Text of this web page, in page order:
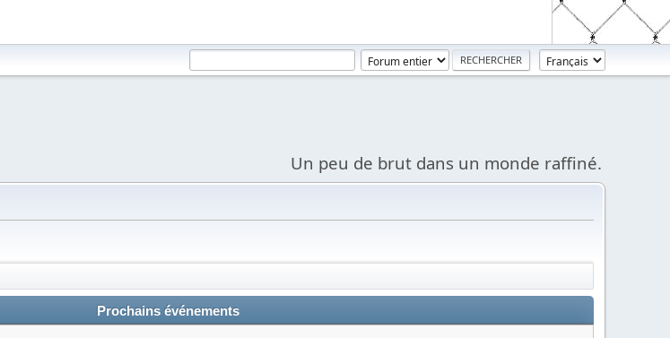
Un peu de brut dans un monde raffiné.
Prochains événements